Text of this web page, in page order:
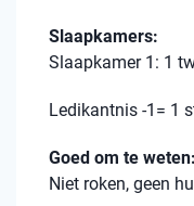
Slaapkamers:
Slaapkamer 1: 1
Ledikantnis -1= 1
Goed om te weten:
Niet roken, geen